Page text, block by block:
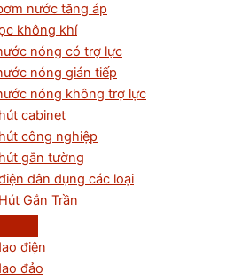
nước tăng áp
không khí
nóng có trợ lực
nóng gián tiếp
nóng không trợ lực
cabinet
công nghiệp
gắn tường
dân dụng các loại
Gắn Trần
điện
đảo